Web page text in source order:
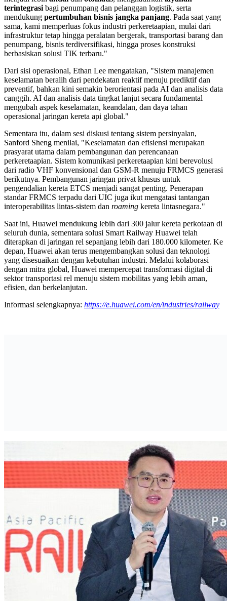
terintegrasi bagi penumpang dan pelanggan logistik, serta
mendukung pertumbuhan bisnis jangka panjang. Pada saat yang
sama, kami memperluas fokus industri perkeretaapian, mulai dari
infrastruktur tetap hingga peralatan bergerak, transportasi barang dan
penumpang, bisnis terdiversifikasi, hingga proses konstruksi
berbasiskan solusi TIK terbaru."
Dari sisi operasional, Ethan Lee mengatakan, "Sistem manajemen
keselamatan beralih dari pendekatan reaktif menuju prediktif dan
preventif, bahkan kini semakin berorientasi pada AI dan analisis data
canggih. AI dan analisis data tingkat lanjut secara fundamental
mengubah aspek keselamatan, keandalan, dan daya tahan
operasional jaringan kereta api global."
Sementara itu, dalam sesi diskusi tentang sistem persinyalan,
Sanford Sheng menilai, "Keselamatan dan efisiensi merupakan
prasyarat utama dalam pembangunan dan perencanaan
perkeretaapian. Sistem komunikasi perkeretaapian kini berevolusi
dari radio VHF konvensional dan GSM-R menuju FRMCS generasi
berikutnya. Pembangunan jaringan privat khusus untuk
pengendalian kereta ETCS menjadi sangat penting. Penerapan
standar FRMCS terpadu dari UIC juga ikut mengatasi tantangan
interoperabilitas lintas-sistem dan roaming kereta lintasnegara."
Saat ini, Huawei mendukung lebih dari 300 jalur kereta perkotaan di
seluruh dunia, sementara solusi Smart Railway Huawei telah
diterapkan di jaringan rel sepanjang lebih dari 180.000 kilometer. Ke
depan, Huawei akan terus mengembangkan solusi dan teknologi
yang disesuaikan dengan kebutuhan industri. Melalui kolaborasi
dengan mitra global, Huawei mempercepat transformasi digital di
sektor transportasi rel menuju sistem mobilitas yang lebih aman,
efisien, dan berkelanjutan.
Informasi selengkapnya: https://e.huawei.com/en/industries/railway